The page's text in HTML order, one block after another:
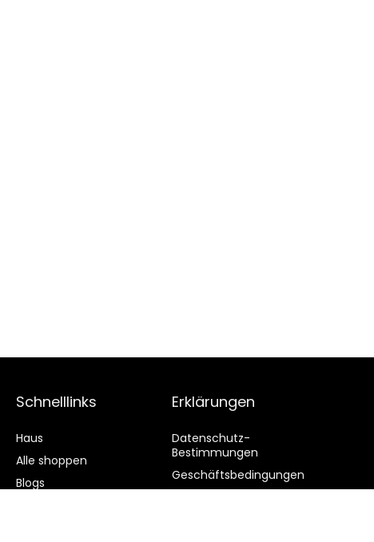
Schnelllinks
Haus
Alle shoppen
Blogs
Erklärungen
Datenschutz-
Bestimmungen
Geschäftsbedingungen